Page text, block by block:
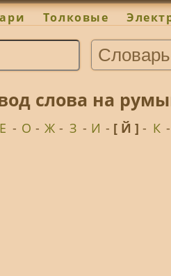
Толковые
слова на
Е - О - Ж - З - И - [ Й ]- К -